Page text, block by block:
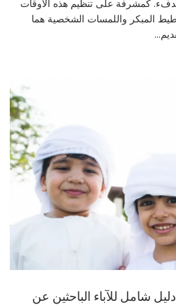
كمشرفة على تنظيم هذه الأوقات
المبكر واللمسات الشخصية هما
شامل للآباء الباحثين عن